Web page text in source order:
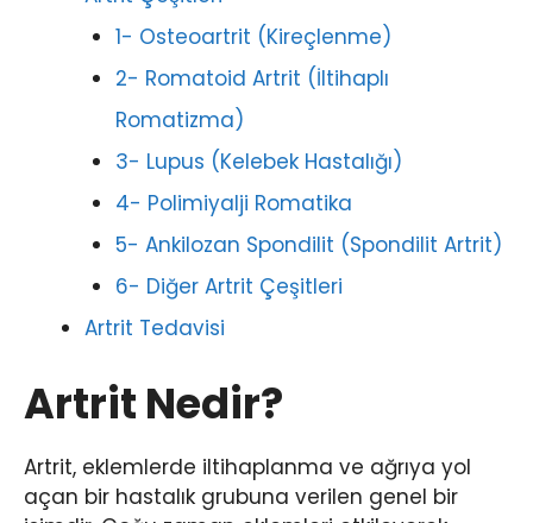
1- Osteoartrit (Kireçlenme)
2- Romatoid Artrit (İltihaplı
Romatizma)
3- Lupus (Kelebek Hastalığı)
4- Polimiyalji Romatika
5- Ankilozan Spondilit (Spondilit Artrit)
6- Diğer Artrit Çeşitleri
Artrit Tedavisi
Artrit Nedir?
Artrit, eklemlerde iltihaplanma ve ağrıya yol
açan bir hastalık grubuna verilen genel bir